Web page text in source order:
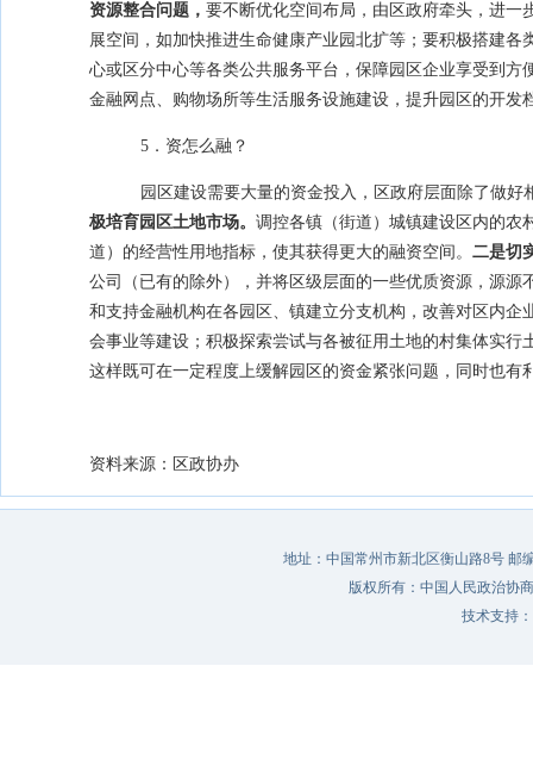
资源整合问题， 要不断优化空间布局，由区政府牵头，进一
展空间，如加快推进生命健康产业园北扩等；要积极搭建
心或区分中心等各类公共服务平台，保障园区企业享受到
金融网点、购物场所等生活服务设施建设，提升园区的开发
5．资怎么融？
园区建设需要大量的资金投入，区政府层面除了做
极培育园区土地市场。 调控各镇（街道）城镇建设区内的农
道）的经营性用地指标，使其获得更大的融资空间。 二是切
公司（已有的除外），并将区级层面的一些优质资源，源源
和支持金融机构在各园区、镇建立分支机构，改善对区内
会事业等建设；积极探索尝试与各被征用土地的村集体实
这样既可在一定程度上缓解园区的资金紧张问题，同时也有
资料来源：区政协办
地址：中国常州市新北区衡山路8号 邮
版权所有：中国人民政治协
技术支持：